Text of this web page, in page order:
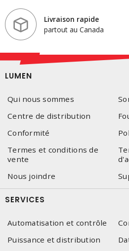
Livraison rapide
partout au Canada
LUMEN
Qui nous sommes
Centre de distribution
Conformité
Termes et conditions de
vente
Nous joindre
SERVICES
Automatisation et contrôle
Puissance et distribution